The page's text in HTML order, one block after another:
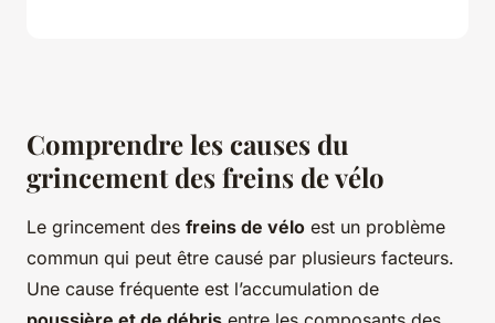
Comprendre les causes du
grincement des freins de vélo
Le grincement des freins de vélo est un problème
commun qui peut être causé par plusieurs facteurs.
Une cause fréquente est l’accumulation de